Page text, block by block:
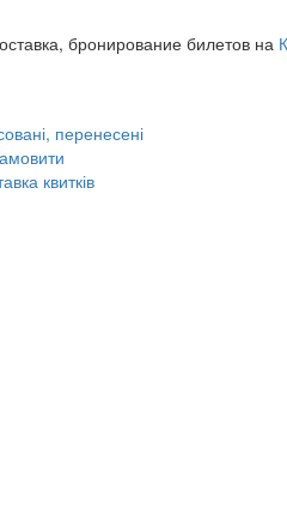
бронирование билетов на
перенесені
квитків